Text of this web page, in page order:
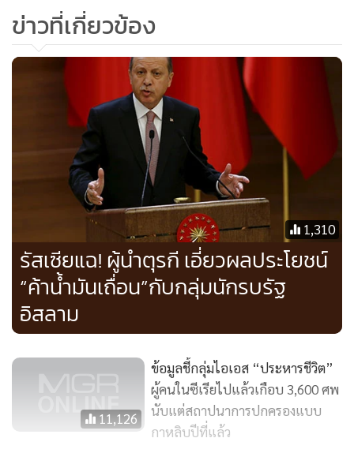
ข่าวที่เกี่ยวข้อง
1,310
รัสเซียแฉ! ผู้นำตุรกี เอี่ยวผลประโยชน์
“ค้าน้ำมันเถื่อน”กับกลุ่มนักรบรัฐ
อิสลาม
11,126
ข้อมูลชี้กลุ่มไอเอส “ประหารชีวิต”
ผู้คนในซีเรียไปแล้วเกือบ 3,600 ศพ
นับแต่สถาปนาการปกครองแบบ
กาหลิบปีที่แล้ว